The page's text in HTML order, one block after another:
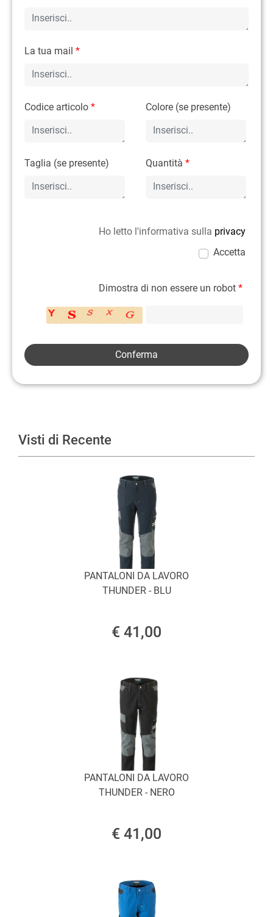
La tua mail *
Codice articolo * Colore (se presente)
Taglia (se presente) Quantità*
Ho letto l'informativa sulla privacy
Accetta
Dimostra di non essere un robot *
Visti di Recente
PANTALONI DA LAVORO
THUNDER - BLU
€ 41,00
PANTALONI DA LAVORO
THUNDER - NERO
€ 41,00